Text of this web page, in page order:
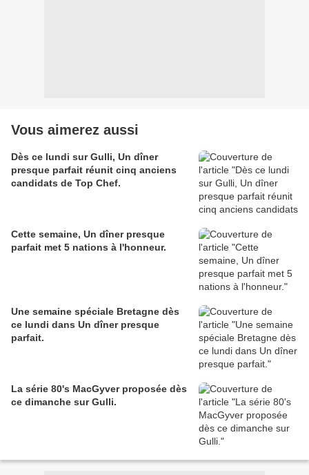
Vous aimerez aussi
Dès ce lundi sur Gulli, Un dîner
presque parfait réunit cinq anciens
candidats de Top Chef.
Cette semaine, Un dîner presque
parfait met 5 nations à l'honneur.
Une semaine spéciale Bretagne dès
ce lundi dans Un dîner presque
parfait.
La série 80's MacGyver proposée dès
ce dimanche sur Gulli.